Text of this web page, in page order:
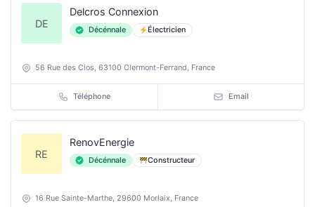
DE
Delcros Connexion
Décénnale Électricien
56 Rue des Clos, 63100 Clermont-Ferrand, France
Téléphone Email
RE
RenovEnergie
Décénnale Constructeur
16 Rue Sainte-Marthe, 29600 Morlaix, France